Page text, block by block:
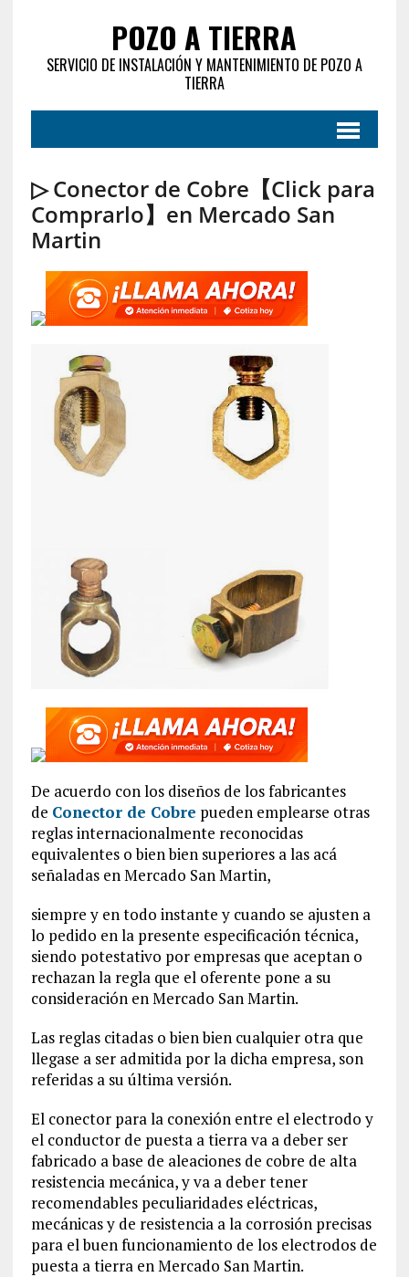
POZO A TIERRA
SERVICIO DE INSTALACIÓN Y MANTENIMIENTO DE POZO A
TIERRA
▷ Conector de Cobre【Click para
Comprarlo】en Mercado San
Martin
De acuerdo con los diseños de los fabricantes
de Conector de Cobre pueden emplearse otras
reglas internacionalmente reconocidas
equivalentes o bien bien superiores a las acá
señaladas en Mercado San Martin,
siempre y en todo instante y cuando se ajusten a
lo pedido en la presente especificación técnica,
siendo potestativo por empresas que aceptan o
rechazan la regla que el oferente pone a su
consideración en Mercado San Martin.
Las reglas citadas o bien bien cualquier otra que
llegase a ser admitida por la dicha empresa, son
referidas a su última versión.
El conector para la conexión entre el electrodo y
el conductor de puesta a tierra va a deber ser
fabricado a base de aleaciones de cobre de alta
resistencia mecánica, y va a deber tener
recomendables peculiaridades eléctricas,
mecánicas y de resistencia a la corrosión precisas
para el buen funcionamiento de los electrodos de
puesta a tierra en Mercado San Martin.